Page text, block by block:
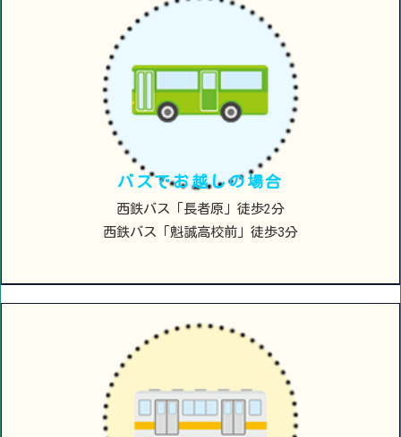
バスでお越しの場合
西鉄バス「長者原」徒歩2分
西鉄バス「魁誠高校前」徒歩3分